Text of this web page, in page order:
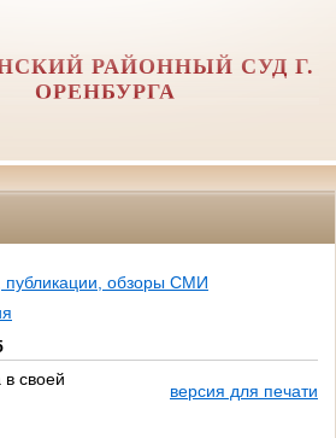
РАЙОННЫЙ СУД Г.
ОРЕНБУРГА
публикации, обзоры СМИ
своей
версия для печати